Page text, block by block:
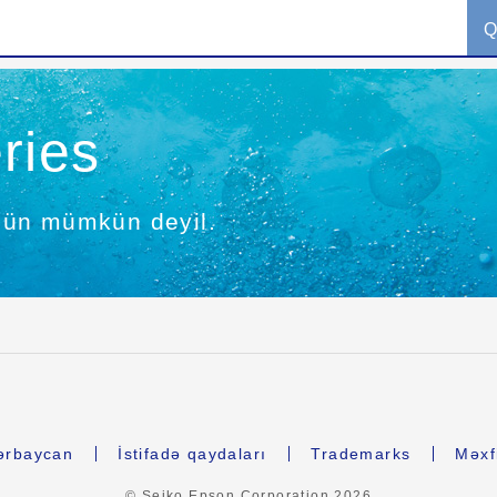
mümkün deyil.
İstifadə qaydaları Trademarks